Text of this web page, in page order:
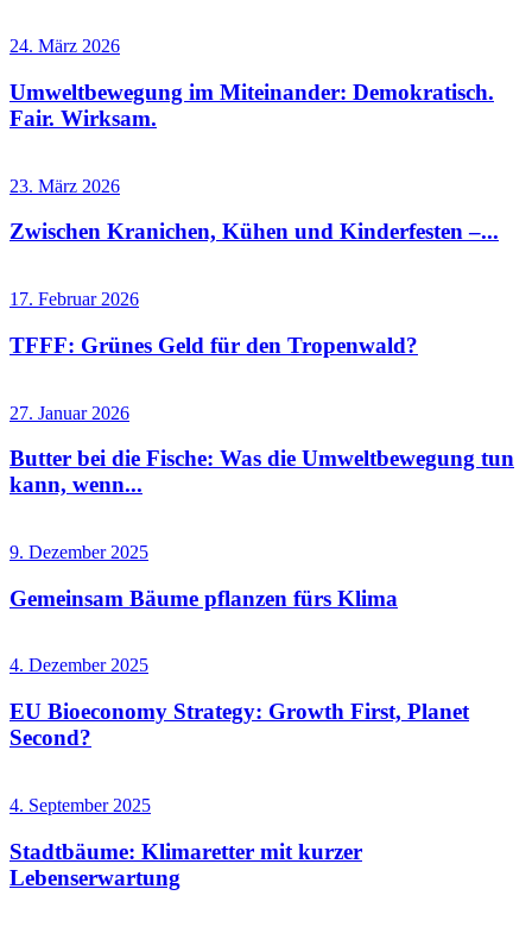
24. März 2026
Umweltbewegung im Miteinander: Demokratisch.
Fair. Wirksam.
23. März 2026
Zwischen Kranichen, Kühen und Kinderfesten –...
17. Februar 2026
TFFF: Grünes Geld für den Tropenwald?
27. Januar 2026
Butter bei die Fische: Was die Umweltbewegung tun
kann, wenn...
9. Dezember 2025
Gemeinsam Bäume pflanzen fürs Klima
4. Dezember 2025
EU Bioeconomy Strategy: Growth First, Planet
Second?
4. September 2025
Stadtbäume: Klimaretter mit kurzer
Lebenserwartung